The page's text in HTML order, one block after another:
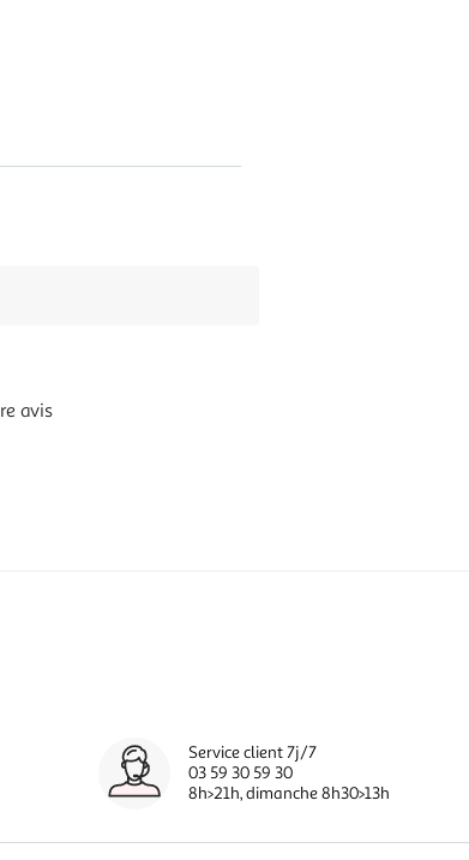
avis
Service client 7j/7
03 59 30 59 30
8h>21h, dimanche 8h30>13h